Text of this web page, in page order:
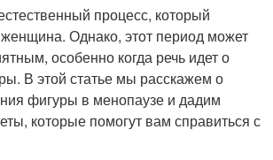
процесс, который
Однако, этот период может
особенно когда речь идет о
В этой статье мы расскажем о
фигуры в менопаузе и дадим
которые помогут вам справиться с